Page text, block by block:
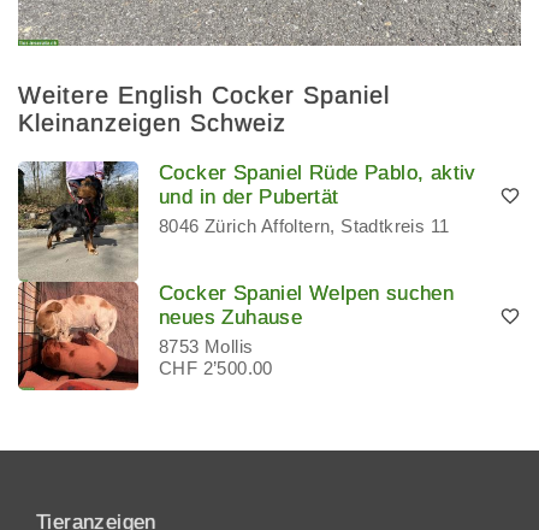
Weitere English Cocker Spaniel
Kleinanzeigen Schweiz
Cocker Spaniel Rüde Pablo, aktiv
und in der Pubertät
8046 Zürich Affoltern, Stadtkreis 11
Cocker Spaniel Welpen suchen
neues Zuhause
8753 Mollis
CHF 2’500.00
Tieranzeigen